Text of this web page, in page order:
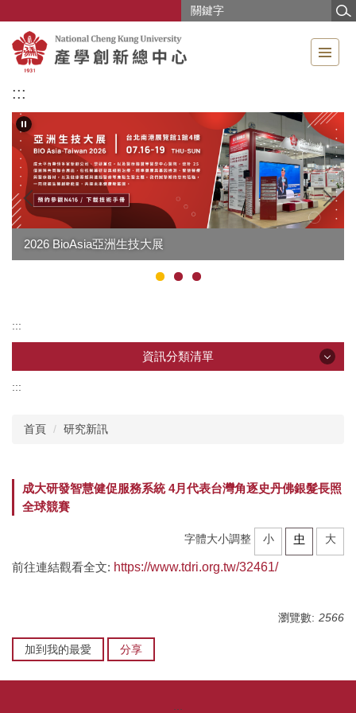
主
要
容
區
:::
2026 BioAsia亞洲生技大展
:::
資訊分類清單
所屬研究中心
計畫申辦
:::
首頁 研究新訊
成大研發智慧健促服務系統 4月代表台灣角逐史丹佛銀髮長照
全球競賽
字體大小調整 小 中 大
前往連結觀看全文: https://www.tdri.org.tw/32461/
瀏覽數: 2566
加到我的最愛 分享